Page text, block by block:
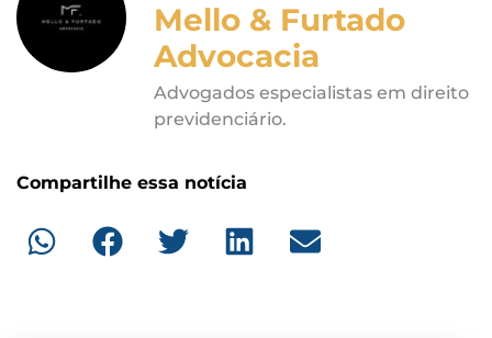
Mello & Furtado
Advocacia
Advogados especialistas em direito
previdenciário.
Compartilhe essa notícia